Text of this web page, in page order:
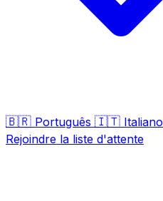
🇧🇷 Português 🇮🇹 Italiano
Rejoindre la liste d'attente